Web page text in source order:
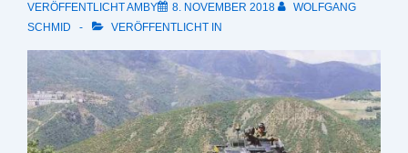
VERÖFFENTLICHT AMBY 8. NOVEMBER 2018
WOLFGANG
SCHMID
VERÖFFENTLICHT IN